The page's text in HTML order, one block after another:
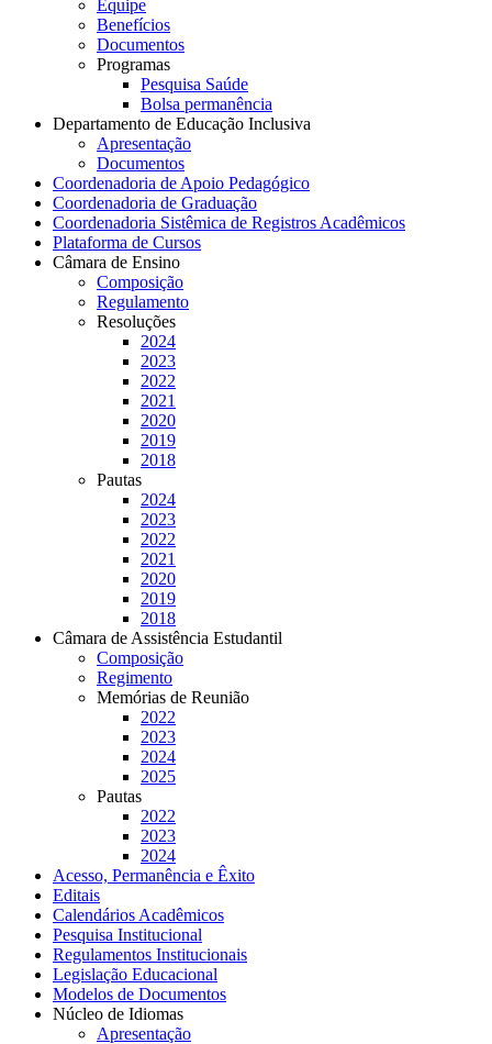
Equipe
Benefícios
Documentos
Programas
Pesquisa Saúde
Bolsa permanência
Departamento de Educação Inclusiva
Apresentação
Documentos
Coordenadoria de Apoio Pedagógico
Coordenadoria de Graduação
Coordenadoria Sistêmica de Registros Acadêmicos
Plataforma de Cursos
Câmara de Ensino
Composição
Regulamento
Resoluções
2024
2023
2022
2021
2020
2019
2018
Pautas
2024
2023
2022
2021
2020
2019
2018
Câmara de Assistência Estudantil
Composição
Regimento
Memórias de Reunião
2022
2023
2024
2025
Pautas
2022
2023
2024
Acesso, Permanência e Êxito
Editais
Calendários Acadêmicos
Pesquisa Institucional
Regulamentos Institucionais
Legislação Educacional
Modelos de Documentos
Núcleo de Idiomas
Apresentação